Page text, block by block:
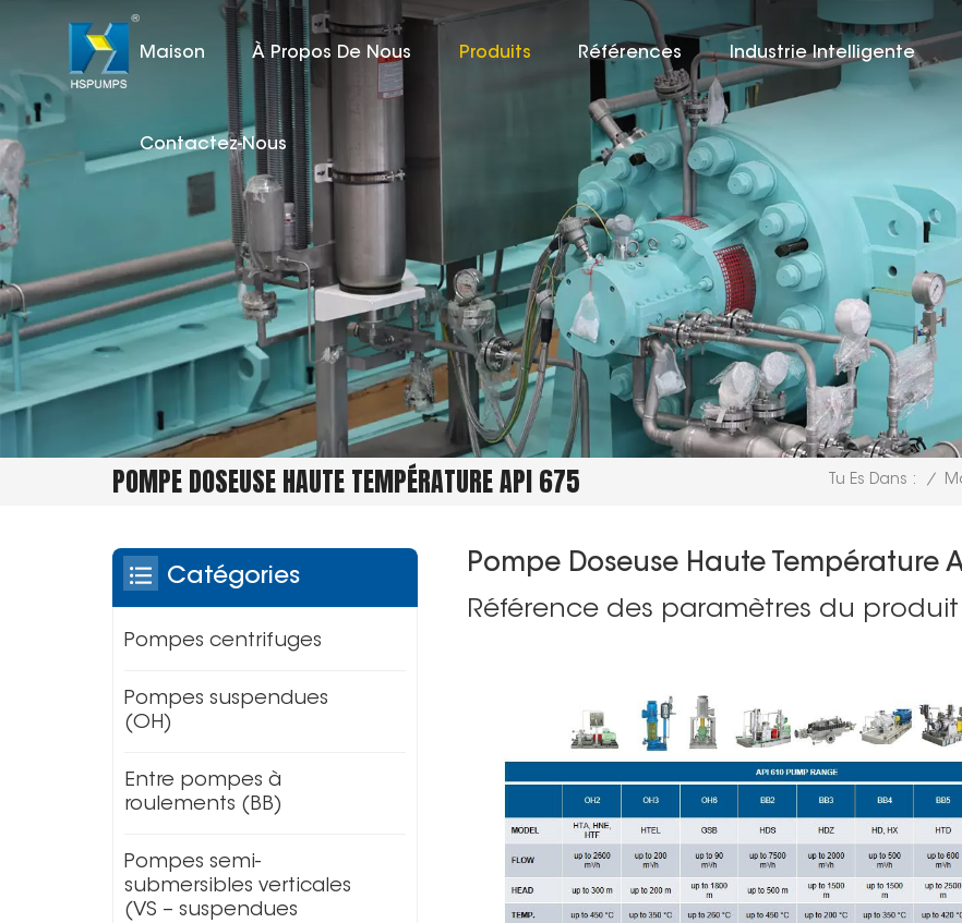
Maison À Propos De Nous Produits Références Industrie Intelligente
Contactez-Nous
POMPE DOSEUSE HAUTE TEMPÉRATURE API 675 Tu Es Dans : /
Pompe Doseuse Haute Température
Référence des paramètres du produit
Catégories
Pompes centrifuges
Pompes suspendues
(OH)
Entre pompes à
roulements (BB)
Pompes semi-
submersibles verticales
(VS – suspendues